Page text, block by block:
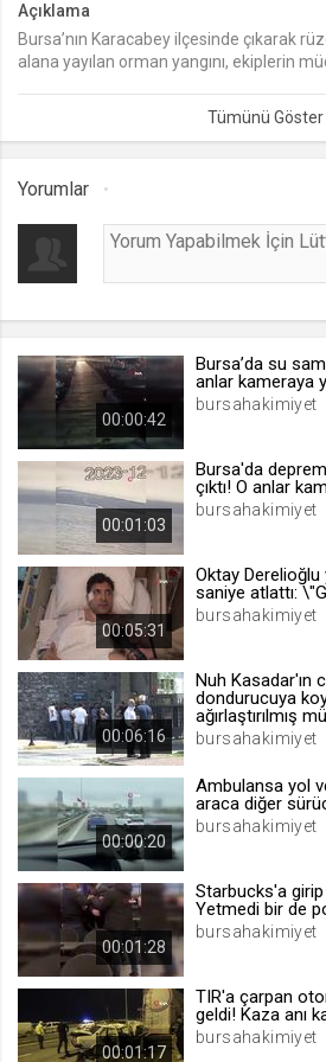
lang
.web.tv
Seçilen
.web.tv
[hash]
.web.tv
Site
1 yıl
voteLike*
.web.tv
İsimsiz
1 ay
.web.tv
İsimsiz
Açıklama
Bursa’nın Karacabey ilçesinde çıkarak
alana yayılan orman yangını, ekiplerin
Yorumlar
00:00:42
Bursa’da su
anlar kameraya
bursahakimiyet
00:01:03
Bursa'da
çıktı! O anlar
bursahakimiyet
00:05:31
Oktay Derelioğlu
saniye atlattı:
bursahakimiyet
00:06:16
Nuh Kasadar'ın
dondurucuya
ağırlaştırılmış
bursahakimiyet
00:00:20
Ambulansa yol
araca diğer
bursahakimiyet
00:01:28
Starbucks'a
Yetmedi bir de
bursahakimiyet
00:01:17
TIR'a çarpan
geldi! Kaza anı
bursahakimiyet